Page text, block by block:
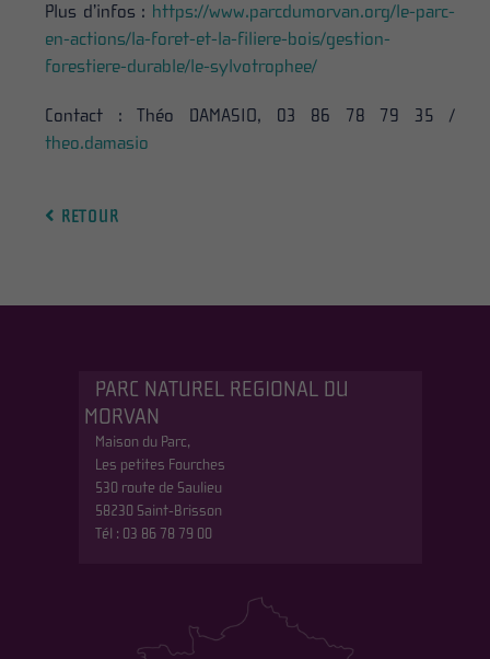
Plus d’infos : https://www.parcdumorvan.org/le-parc-
en-actions/la-foret-et-la-filiere-bois/gestion-
forestiere-durable/le-sylvotrophee/
Contact : Théo DAMASIO, 03 86 78 79 35 /
theo.damasio
RETOUR
PARC NATUREL REGIONAL DU
MORVAN
Maison du Parc,
Les petites Fourches
530 route de Saulieu
58230 Saint-Brisson
Tél : 03 86 78 79 00